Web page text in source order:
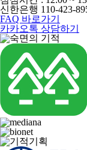
신한은행 110-423-
FAQ 바로가기
카카오톡 상담하기